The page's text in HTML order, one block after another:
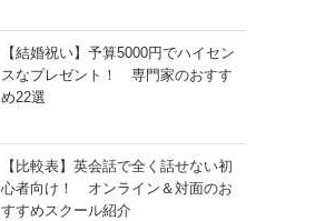
【結婚祝い】予算5000円でハイセン
スなプレゼント！ 専門家のおすす
め22選
【比較表】英会話で全く話せない初
心者向け！ オンライン＆対面のお
すすめスクール紹介